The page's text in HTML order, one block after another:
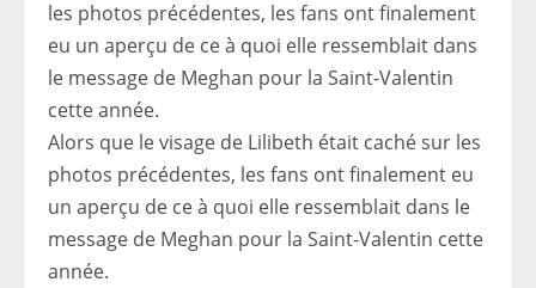
Alors que le visage de Lilibeth était caché sur les
photos précédentes, les fans ont finalement eu
un aperçu de ce à quoi elle ressemblait dans le
message de Meghan pour la Saint-Valentin cette
année.